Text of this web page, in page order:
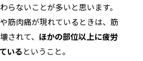
らないことが多いと思います。
筋肉痛が現れているときは、筋
されて、 ほかの部位以上に疲労
いる ということ。